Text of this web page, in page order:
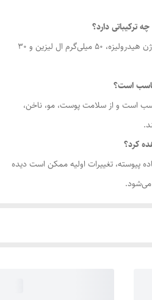
- هر قرص شامل 500 میلی‌گرم کلاژن هیدرولیزه، 50 میلی‌گرم ال لیزین و 30
است و از سلامت پوست، مو، ناخن،
تا 12 هفته استفاده پیوسته، تغییرات اولیه ممکن است دیده